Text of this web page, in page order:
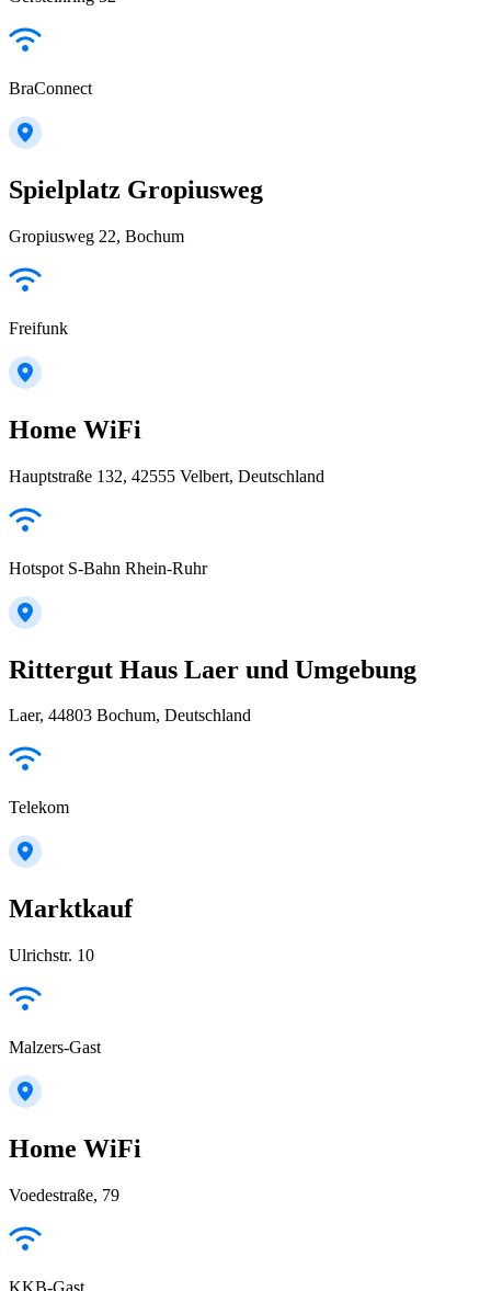
BraConnect
Spielplatz Gropiusweg
Gropiusweg 22, Bochum
Freifunk
Home WiFi
Hauptstraße 132, 42555 Velbert, Deutschland
Hotspot S-Bahn Rhein-Ruhr
Rittergut Haus Laer und Umgebung
Laer, 44803 Bochum, Deutschland
Telekom
Marktkauf
Ulrichstr. 10
Malzers-Gast
Home WiFi
Voedestraße, 79
KKB-Gast